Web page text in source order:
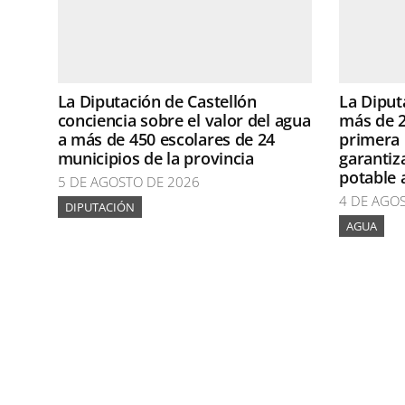
La Diputación de Castellón
conciencia sobre el valor del agua
a más de 450 escolares de 24
municipios de la provincia
5 DE AGOSTO DE 2026
DIPUTACIÓN
La
más de
primera
potable
4 DE
AGUA